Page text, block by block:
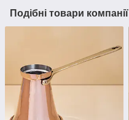
Подібні товари компанії